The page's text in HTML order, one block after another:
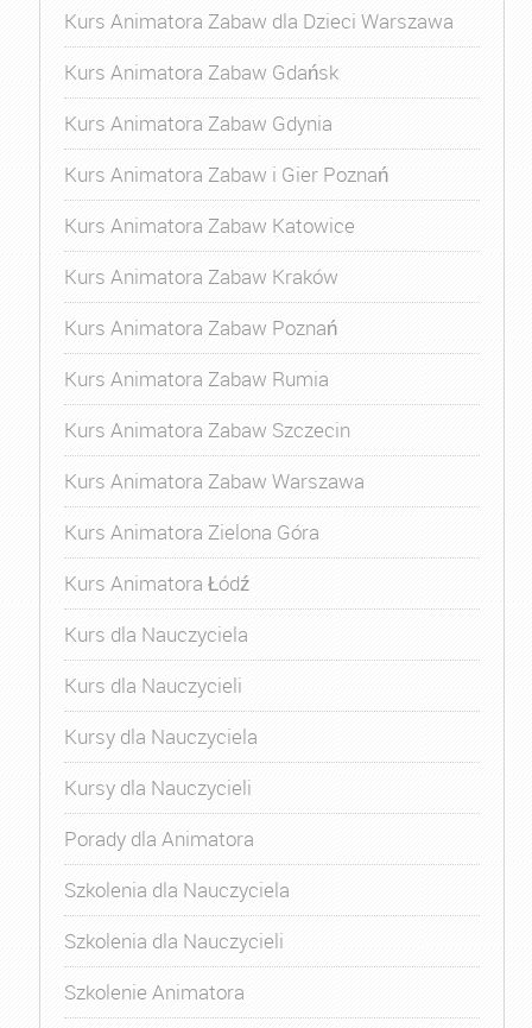
Kurs Animatora Zabaw dla Dzieci Warszawa
Kurs Animatora Zabaw Gdańsk
Kurs Animatora Zabaw Gdynia
Kurs Animatora Zabaw i Gier Poznań
Kurs Animatora Zabaw Katowice
Kurs Animatora Zabaw Kraków
Kurs Animatora Zabaw Poznań
Kurs Animatora Zabaw Rumia
Kurs Animatora Zabaw Szczecin
Kurs Animatora Zabaw Warszawa
Kurs Animatora Zielona Góra
Kurs Animatora Łódź
Kurs dla Nauczyciela
Kurs dla Nauczycieli
Kursy dla Nauczyciela
Kursy dla Nauczycieli
Porady dla Animatora
Szkolenia dla Nauczyciela
Szkolenia dla Nauczycieli
Szkolenie Animatora